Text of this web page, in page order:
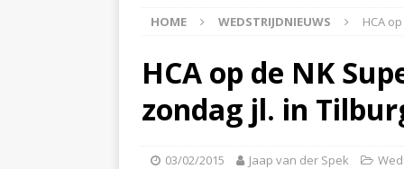
[ 02/02/2026 ]
[ 24/01/2026 ]
Serge
HOME WEDSTRIJDNIEUWS HCA
HCA op de NK
zondag jl. in
03/02/2015 Jaap van der Spek